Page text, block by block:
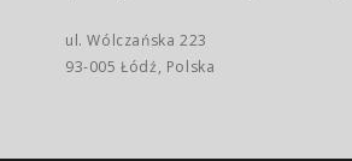
ul. Wólczańska 223
93-005 Łódź, Polska